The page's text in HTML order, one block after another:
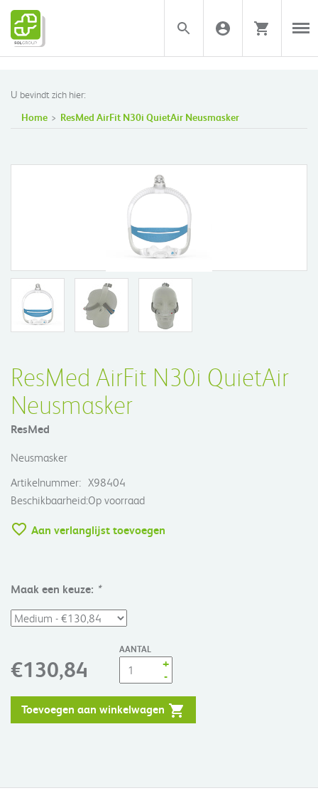
U bevindt zich hier:
Home ResMed AirFit N30i QuietAir Neusmasker
ResMed AirFit N30i QuietAir
Neusmasker
ResMed
Neusmasker
Artikelnummer: X98404
Beschikbaarheid:Op voorraad
Aan verlanglijst toevoegen
Maak een keuze: *
€130,84
AANTAL
+
-
Toevoegen aan winkelwagen